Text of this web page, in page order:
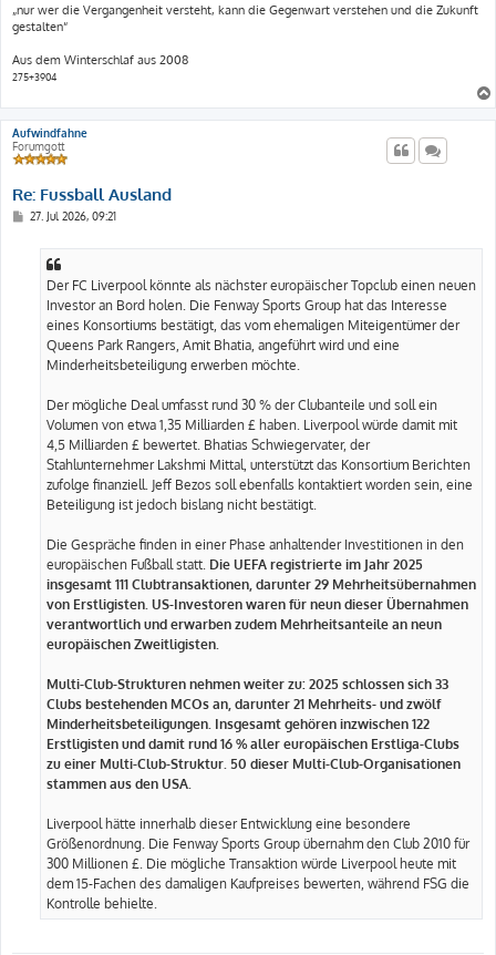
„nur wer die Vergangenheit versteht, kann die Gegenwart verstehen und die Zukunft
gestalten“
Aus dem Winterschlaf aus 2008
275+3904
Aufwindfahne
Forumgott
Re: Fussball Ausland
B27. Jul 2026, 09:21
Der FC Liverpool könnte als nächster europäischer Topclub einen neuen
Investor an Bord holen. Die Fenway Sports Group hat das Interesse
eines Konsortiums bestätigt, das vom ehemaligen Miteigentümer der
Queens Park Rangers, Amit Bhatia, angeführt wird und eine
Minderheitsbeteiligung erwerben möchte.
Der mögliche Deal umfasst rund 30 % der Clubanteile und soll ein
Volumen von etwa 1,35 Milliarden £ haben. Liverpool würde damit mit
4,5 Milliarden £ bewertet. Bhatias Schwiegervater, der
Stahlunternehmer Lakshmi Mittal, unterstützt das Konsortium Berichten
zufolge finanziell. Jeff Bezos soll ebenfalls kontaktiert worden sein, eine
Beteiligung ist jedoch bislang nicht bestätigt.
Die Gespräche finden in einer Phase anhaltender Investitionen in den
europäischen Fußball statt. Die UEFA registrierte im Jahr 2025
insgesamt 111 Clubtransaktionen, darunter 29 Mehrheitsübernahmen
von Erstligisten. US-Investoren waren für neun dieser Übernahmen
verantwortlich und erwarben zudem Mehrheitsanteile an neun
europäischen Zweitligisten.
Multi-Club-Strukturen nehmen weiter zu: 2025 schlossen sich 33
Clubs bestehenden MCOs an, darunter 21 Mehrheits- und zwölf
Minderheitsbeteiligungen. Insgesamt gehören inzwischen 122
Erstligisten und damit rund 16 % aller europäischen Erstliga-Clubs
zu einer Multi-Club-Struktur. 50 dieser Multi-Club-Organisationen
stammen aus den USA.
Liverpool hätte innerhalb dieser Entwicklung eine besondere
Größenordnung. Die Fenway Sports Group übernahm den Club 2010 für
300 Millionen £. Die mögliche Transaktion würde Liverpool heute mit
dem 15-Fachen des damaligen Kaufpreises bewerten, während FSG die
Kontrolle behielte.